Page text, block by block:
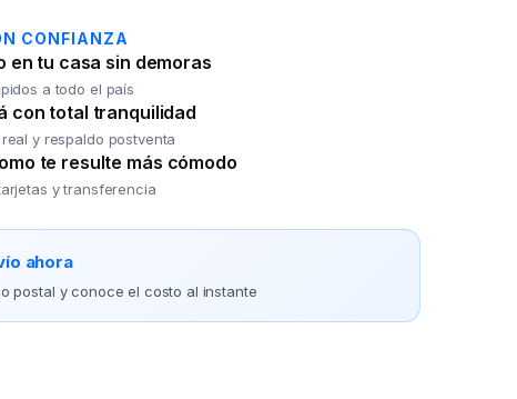
CONFIANZA
en tu casa sin demoras
a todo el país
con total tranquilidad
y respaldo postventa
te resulte más cómodo
y transferencia
ahora
postal y conoce el costo al instante